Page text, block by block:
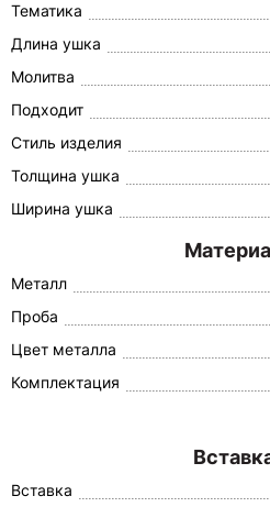
Тематика
Длина ушка
Молитва
Подходит
Стиль изделия
Толщина ушка
Ширина ушка
Металл
Проба
Цвет металла
Комплектация
Вставка